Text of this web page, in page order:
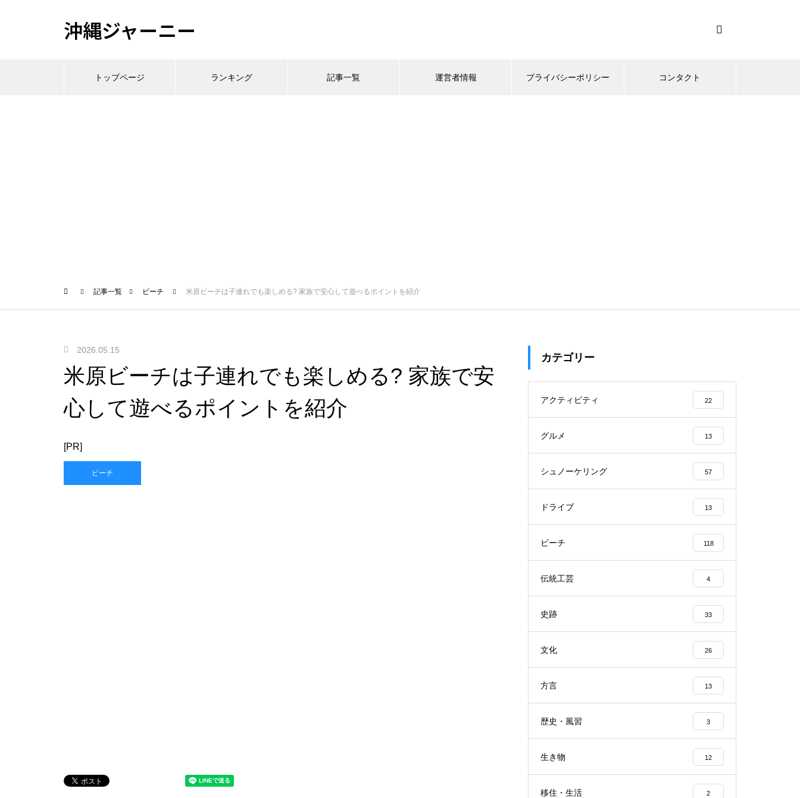
沖縄ジャーニー
トップページ ランキング 記事一覧 運営者情報 プライバシーポリシー コンタクト
記事一覧 ビーチ 米原ビーチは子連れでも楽しめる? 家族で安心して遊べるポイントを紹介
2026.05.15
米原ビーチは子連れでも楽しめる? 家族で安
心して遊べるポイントを紹介
[PR]
ビーチ
カテゴリー
アクティビティ 22
グルメ 13
シュノーケリング 57
ドライブ 13
ビーチ 118
伝統工芸 4
史跡 33
文化 26
方言 13
歴史・風習 3
生き物 12
移住・生活 2